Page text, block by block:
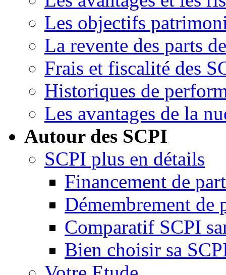
Les objectifs
La revente des parts
Frais et fiscalité des
Historiques de
Les avantages de la
Autour des SCPI
SCPI plus en détails
Financement de
Démembrement de
Comparatif SCPI
Bien choisir sa